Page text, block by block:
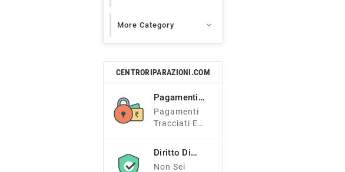
More Category 
CENTRORIPARAZIONI.COM
Pagamenti
Sicuri
Pagamenti
Tracciati E
Diritto Di
Recesso
Non Sei